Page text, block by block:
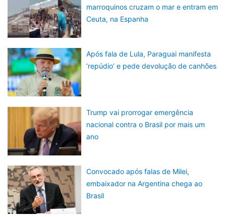
marroquinos cruzam o mar e entram em
Ceuta, na Espanha
Após fala de Lula, Paraguai manifesta
‘repúdio’ e pede devolução de canhões
Trump vai prorrogar emergência
nacional contra o Brasil por mais um
ano
Convocado após falas de Milei,
embaixador na Argentina chega ao
Brasil